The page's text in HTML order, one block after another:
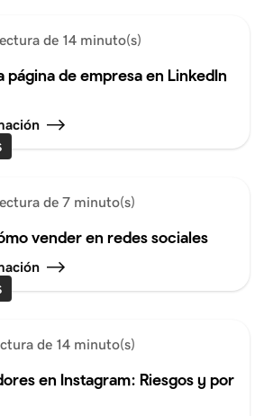
de 14 minuto(s)
página de empresa en LinkedIn
de 7 minuto(s)
vender en redes sociales
de 14 minuto(s)
en Instagram: Riesgos y por